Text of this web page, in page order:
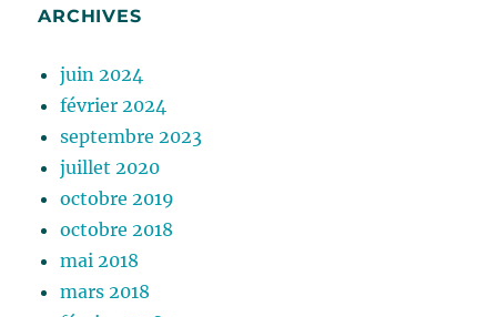
ARCHIVES
juin 2024
février 2024
septembre 2023
juillet 2020
octobre 2019
octobre 2018
mai 2018
mars 2018